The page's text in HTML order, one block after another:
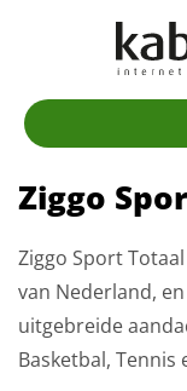
Ziggo
Ziggo Sport
van Nederland,
uitgebreide
Basketbal,